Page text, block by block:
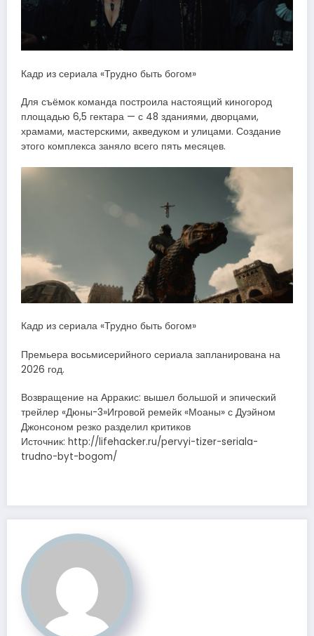
Кадр из сериала «Трудно быть богом»
Для съёмок команда построила настоящий киногород
площадью 6,5 гектара — с 48 зданиями, дворцами,
храмами, мастерскими, акведуком и улицами. Создание
этого комплекса заняло всего пять месяцев.
Кадр из сериала «Трудно быть богом»
Премьера восьмисерийного сериала запланирована на
2026 год.
Возвращение на Арракис: вышел большой и эпический
трейлер «Дюны-3»Игровой ремейк «Моаны» с Дуэйном
Джонсоном резко разделил критиков
Источник: http://lifehacker.ru/pervyi-tizer-seriala-
trudno-byt-bogom/